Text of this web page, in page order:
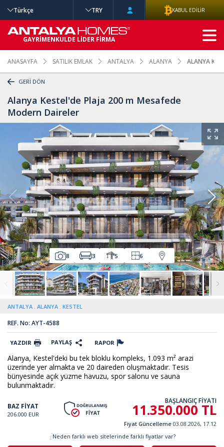
ANASAYFA SATILIK EMLAK ANTALYA ALANYA ALANYA
GERİ DÖN
Alanya Kestel'de Plaja 200 m Mesafede
Modern Daireler
8 3 5 6
ANTALYA ALANYA KESTEL
REF. No: AYT-4588
YAZDIR PAYLAŞ RAPOR
Alanya, Kestel'deki bu tek bloklu kompleks, 1.093 m² arazi
üzerinde yer almakta ve 20 daireden oluşmaktadır. Tesis
bünyesinde açık yüzme havuzu, spor salonu ve sauna
bulunmaktadır.
BAZ FİYAT
206.000 EUR
BAŞLANGIÇ FİYATI
11.350.000 TL
Fiyat Güncelleme 03.08.2026, 17.12
Neden farklı web sitelerinde farklı fiyatlar var?
Türkçe TRY KABUL EDİLİR
GAYRİMENKULDE LİDER FİRMA
GELİŞMİŞ
ARAMA